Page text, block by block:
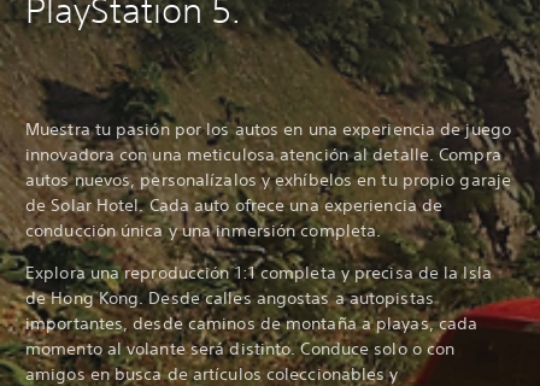
PlayStation 5.
Muestra tu pasión por los autos en una experiencia de juego
innovadora con una meticulosa atención al detalle. Compra
autos nuevos, personalízalos y exhíbelos en tu propio garaje
de Solar Hotel. Cada auto ofrece una experiencia de
conducción única y una inmersión completa.
Explora una reproducción 1:1 completa y precisa de la Isla
de Hong Kong. Desde calles angostas a autopistas
importantes, desde caminos de montaña a playas, cada
momento al volante será distinto. Conduce solo o con
amigos en busca de artículos coleccionables y